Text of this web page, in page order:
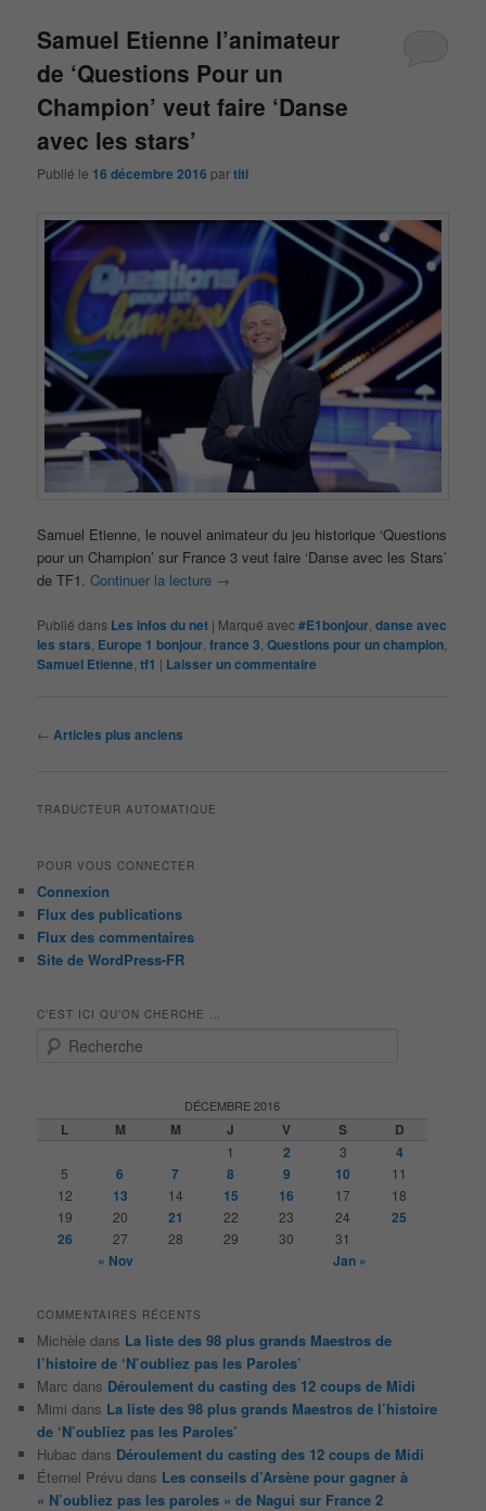
Samuel Etienne l’animateur
de ‘Questions Pour un
Champion’ veut faire ‘Danse
avec les stars’
Publié le 16 décembre 2016 partiti
Samuel Etienne, le nouvel animateur du jeu historique ‘Questions
pour un Champion’ sur France 3 veut faire ‘Danse avec les Stars’
de TF1.Continuer la lecture →
Publié dans Les infos du net | Marqué avec#E1bonjour ,danse avec
les stars Europe 1 bonjour ,france 3 ,Questions pour un champion
Samuel Etienne ,tf1 | Laisser un commentaire
Navigation
← Articles plus anciens
TRADUCTEUR AUTOMATIQUE
POUR VOUS CONNECTER
Connexion
Flux des publications
Flux des commentaires
Site de WordPress-FR
C’EST ICI QU’ON CHERCHE …
DÉCEMBRE 2016
L M M J V S D
1 2 3 4
5 6 7 8 9 10
11
12
13 14 15 16 17
18
19
20 21 22 23 24
25
26
27 28 29 30 31
« Nov Jan »
COMMENTAIRES RÉCENTS
Michèle dans La liste des 98 plus grands Maestros de
l’histoire de ‘N’oubliez pas les Paroles’
Marc dans Déroulement du casting des 12 coups de Midi
Mimi dans La liste des 98 plus grands Maestros de l’histoire
de ‘N’oubliez pas les Paroles’
Hubac dans Déroulement du casting des 12 coups de Midi
Éternel Prévu dans Les conseils d’Arsène pour gagner à
« N’oubliez pas les paroles » de Nagui sur France 2